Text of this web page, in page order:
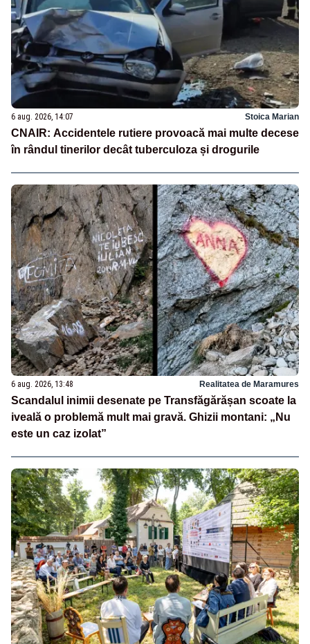
6 aug. 2026, 14:07 Stoica Marian
CNAIR: Accidentele rutiere provoacă mai multe decese
în rândul tinerilor decât tuberculoza și drogurile
6 aug. 2026, 13:48 Realitatea de Maramures
Scandalul inimii desenate pe Transfăgărășan scoate la
iveală o problemă mult mai gravă. Ghizii montani: „Nu
este un caz izolat”